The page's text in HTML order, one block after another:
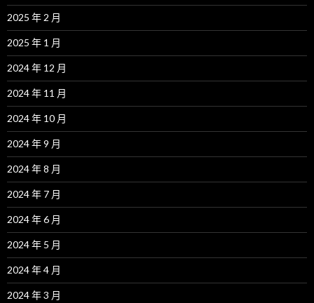
2025 年 2 月
2025 年 1 月
2024 年 12 月
2024 年 11 月
2024 年 10 月
2024 年 9 月
2024 年 8 月
2024 年 7 月
2024 年 6 月
2024 年 5 月
2024 年 4 月
2024 年 3 月